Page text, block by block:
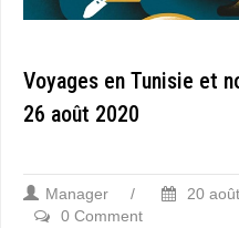
Voyages en Tunisie et
26 août 2020
Manager / 20
0 Comment